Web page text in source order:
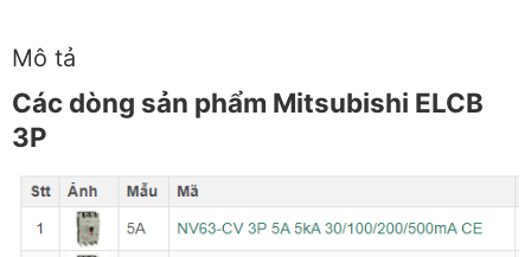
Mô tả
Các dòng sản phẩm Mitsubishi ELCB
3P